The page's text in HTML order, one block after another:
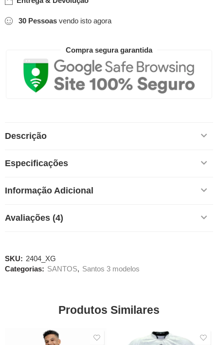
30 Pessoas vendo isto agora
Compra segura garantida
Descrição
Especificações
Informação Adicional
Avaliações (4)
SKU: 2404_XG
Categorias: SANTOS, Santos 3 modelos
Produtos Similares